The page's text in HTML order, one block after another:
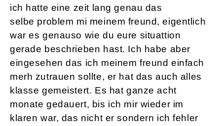
ich hatte eine zeit lang genau das
selbe problem mi meinem freund, eigentlich
war es genauso wie du eure situattion
gerade beschrieben hast. Ich habe aber
eingesehen das ich meinem freund einfach
merh zutrauen sollte, er hat das auch alles
klasse gemeistert. Es hat ganze acht
monate gedauert, bis ich mir wieder im
klaren war, das nicht er sondern ich fehler